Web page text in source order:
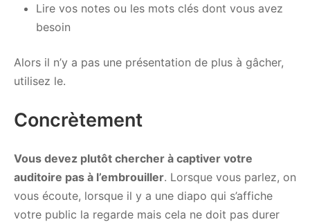
Lire vos notes ou les mots clés dont vous avez
besoin
Alors il n’y a pas une présentation de plus à gâcher,
utilisez le.
Concrètement
Vous devez plutôt chercher à captiver votre
auditoire pas à l’embrouiller. Lorsque vous parlez, on
vous écoute, lorsque il y a une diapo qui s’affiche
votre public la regarde mais cela ne doit pas durer